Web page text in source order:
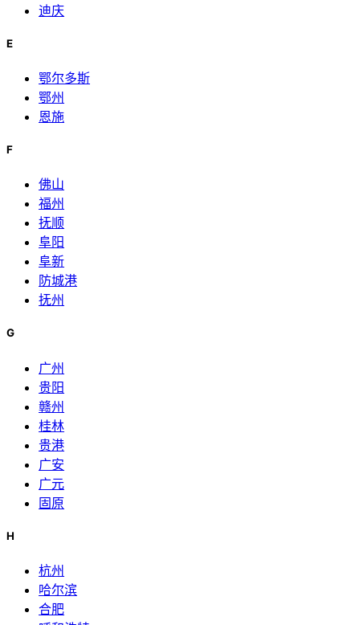
迪庆
E
鄂尔多斯
鄂州
恩施
F
佛山
福州
抚顺
阜阳
阜新
防城港
抚州
G
广州
贵阳
赣州
桂林
贵港
广安
广元
固原
H
杭州
哈尔滨
合肥